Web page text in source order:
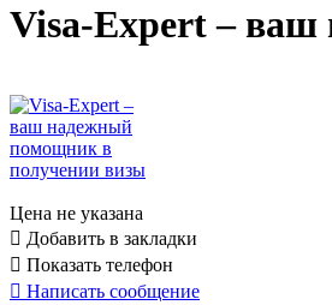
Visa-Expert –
Цена не указана
 Добавить в закладки
 Показать телефон
 Написать сообщение